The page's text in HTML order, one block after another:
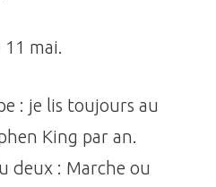
mai.
: je lis toujours au
King par an.
deux : Marche ou